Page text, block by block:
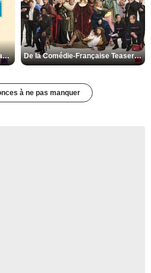
Les Matins merveilleux Bande-annonce VF De la Comédie-Française Teaser VF
à ne pas manquer